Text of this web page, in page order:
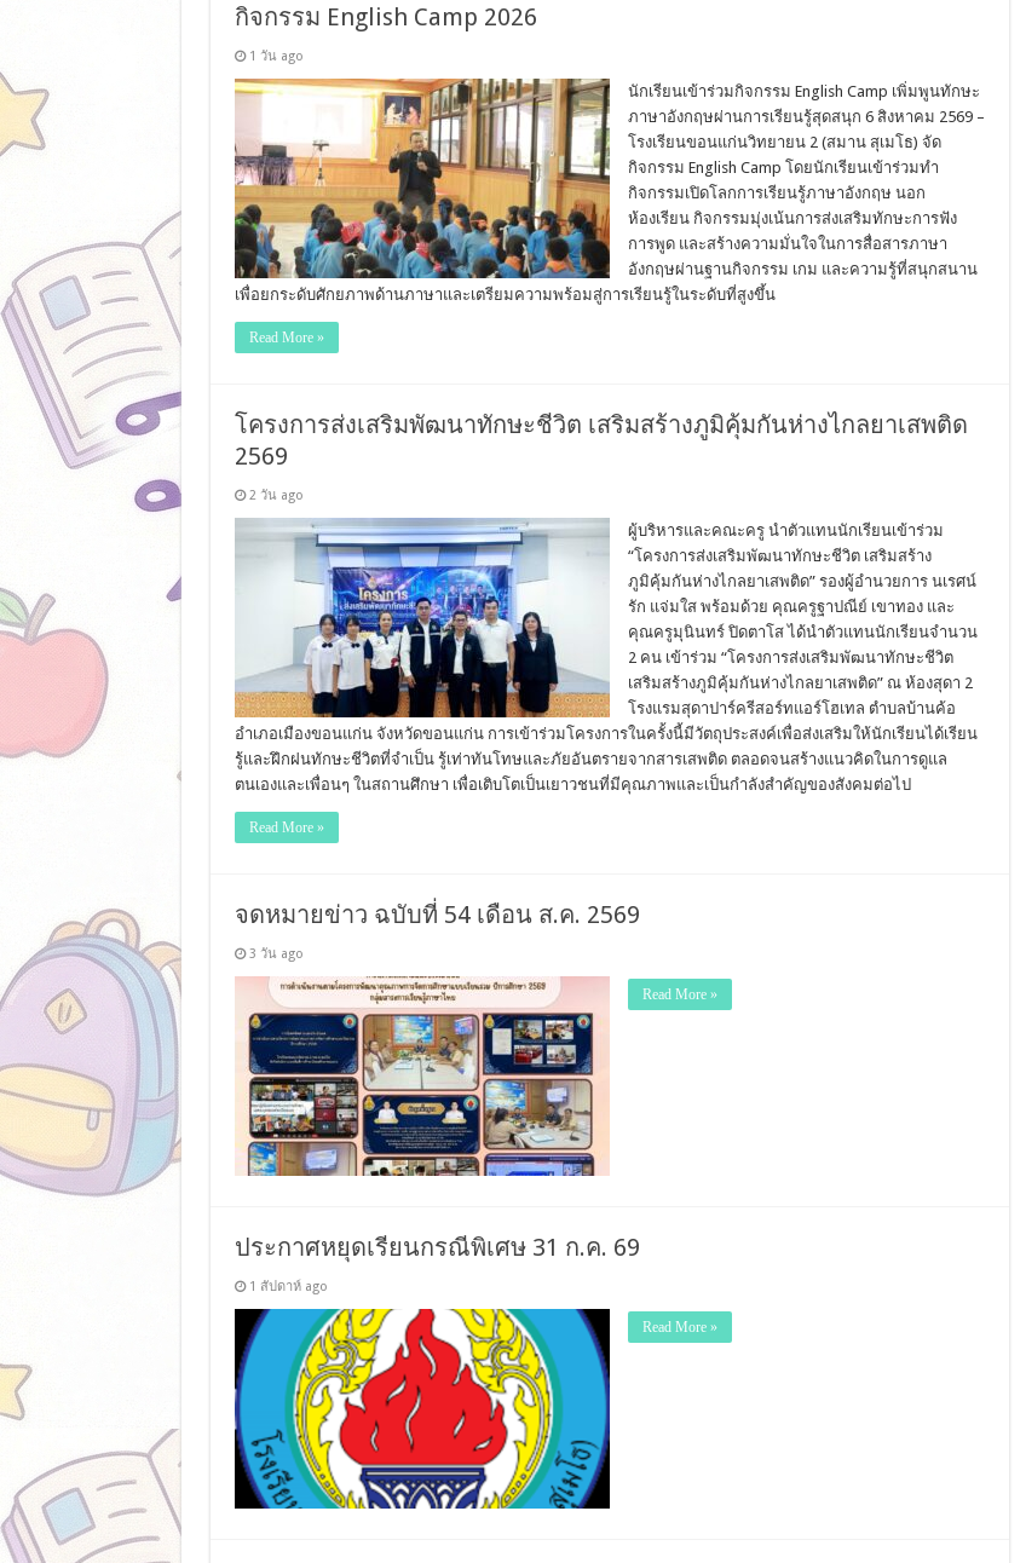
กิจกรรม English Camp 2026
1 วัน ago
นักเรียนเข้าร่วมกิจกรรม English Camp เพิ่มพูนทักษะ
ภาษาอังกฤษผ่านการเรียนรู้สุดสนุก 6 สิงหาคม 2569 –
โรงเรียนขอนแก่นวิทยายน 2 (สมาน สุเมโธ) จัด
กิจกรรม English Camp โดยนักเรียนเข้าร่วมทำ
กิจกรรมเปิดโลกการเรียนรู้ภาษาอังกฤษ นอก
ห้องเรียน กิจกรรมมุ่งเน้นการส่งเสริมทักษะการฟัง
การพูด และสร้างความมั่นใจในการสื่อสารภาษา
อังกฤษผ่านฐานกิจกรรม เกม และความรู้ที่สนุกสนาน
เพื่อยกระดับศักยภาพด้านภาษาและเตรียมความพร้อมสู่การเรียนรู้ในระดับที่สูงขึ้น
Read More »
โครงการส่งเสริมพัฒนาทักษะชีวิต เสริมสร้างภูมิคุ้มกันห่างไกลยาเสพติด
2569
2 วัน ago
ผู้บริหารและคณะครู นำตัวแทนนักเรียนเข้าร่วม
“โครงการส่งเสริมพัฒนาทักษะชีวิต เสริมสร้าง
ภูมิคุ้มกันห่างไกลยาเสพติด” รองผู้อำนวยการ นเรศน์
รัก แจ่มใส พร้อมด้วย คุณครูฐาปณีย์ เขาทอง และ
คุณครูมุนินทร์ ปิดตาโส ได้นำตัวแทนนักเรียนจำนวน
2 คน เข้าร่วม “โครงการส่งเสริมพัฒนาทักษะชีวิต
เสริมสร้างภูมิคุ้มกันห่างไกลยาเสพติด” ณ ห้องสุดา 2
โรงแรมสุดาปาร์ครีสอร์ทแอร์โฮเทล ตำบลบ้านค้อ
อำเภอเมืองขอนแก่น จังหวัดขอนแก่น การเข้าร่วมโครงการในครั้งนี้มีวัตถุประสงค์เพื่อส่งเสริมให้นักเรียนได้เรียน
รู้และฝึกฝนทักษะชีวิตที่จำเป็น รู้เท่าทันโทษและภัยอันตรายจากสารเสพติด ตลอดจนสร้างแนวคิดในการดูแล
ตนเองและเพื่อนๆ ในสถานศึกษา เพื่อเติบโตเป็นเยาวชนที่มีคุณภาพและเป็นกำลังสำคัญของสังคมต่อไป
Read More »
จดหมายข่าว ฉบับที่ 54 เดือน ส.ค. 2569
3 วัน ago
Read More »
ประกาศหยุดเรียนกรณีพิเศษ 31 ก.ค. 69
1 สัปดาห์ ago
Read More »